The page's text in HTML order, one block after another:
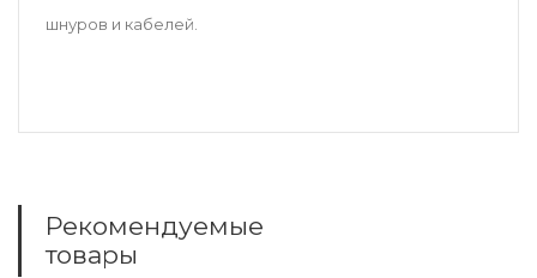
шнуров и кабелей.
Рекомендуемые
товары